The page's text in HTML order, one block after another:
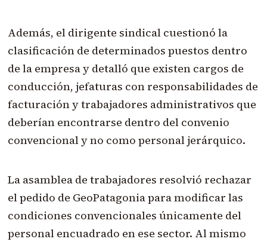
Además, el dirigente sindical cuestionó la
clasificación de determinados puestos dentro
de la empresa y detalló que existen cargos de
conducción, jefaturas con responsabilidades de
facturación y trabajadores administrativos que
deberían encontrarse dentro del convenio
convencional y no como personal jerárquico.
La asamblea de trabajadores resolvió rechazar
el pedido de GeoPatagonia para modificar las
condiciones convencionales únicamente del
personal encuadrado en ese sector. Al mismo